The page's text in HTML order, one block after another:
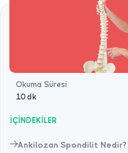
Okuma Süresi
10 dk
İÇİNDEKİLER
Ankilozan Spondilit Nedir?